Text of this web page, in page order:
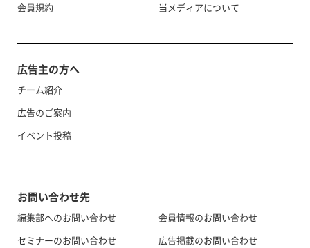
会員規約
当メディアについて
広告主の方へ
チーム紹介
広告のご案内
イベント投稿
お問い合わせ先
編集部へのお問い合わせ
セミナーのお問い合わせ
会員情報のお問い合わせ
広告掲載のお問い合わせ